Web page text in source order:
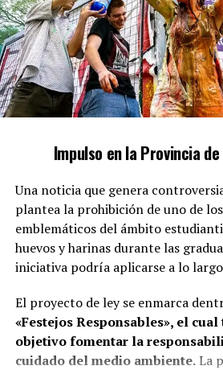
Contenido de la Charla
El enfoque de la charla se centrará
abarca un amplio espectro de
emergido como un referente en
especialmente en el ámbito digital,
autistas en la sociedad y la falta
Impulso en la Provincia
Una noticia que genera
plantea la prohibición de uno de
emblemáticos del ámbito
huevos y harinas durante las
iniciativa podría aplicarse a lo
El proyecto de ley se enmarca
«Festejos Responsables», el
objetivo fomentar la
cuidado del medio ambiente.La